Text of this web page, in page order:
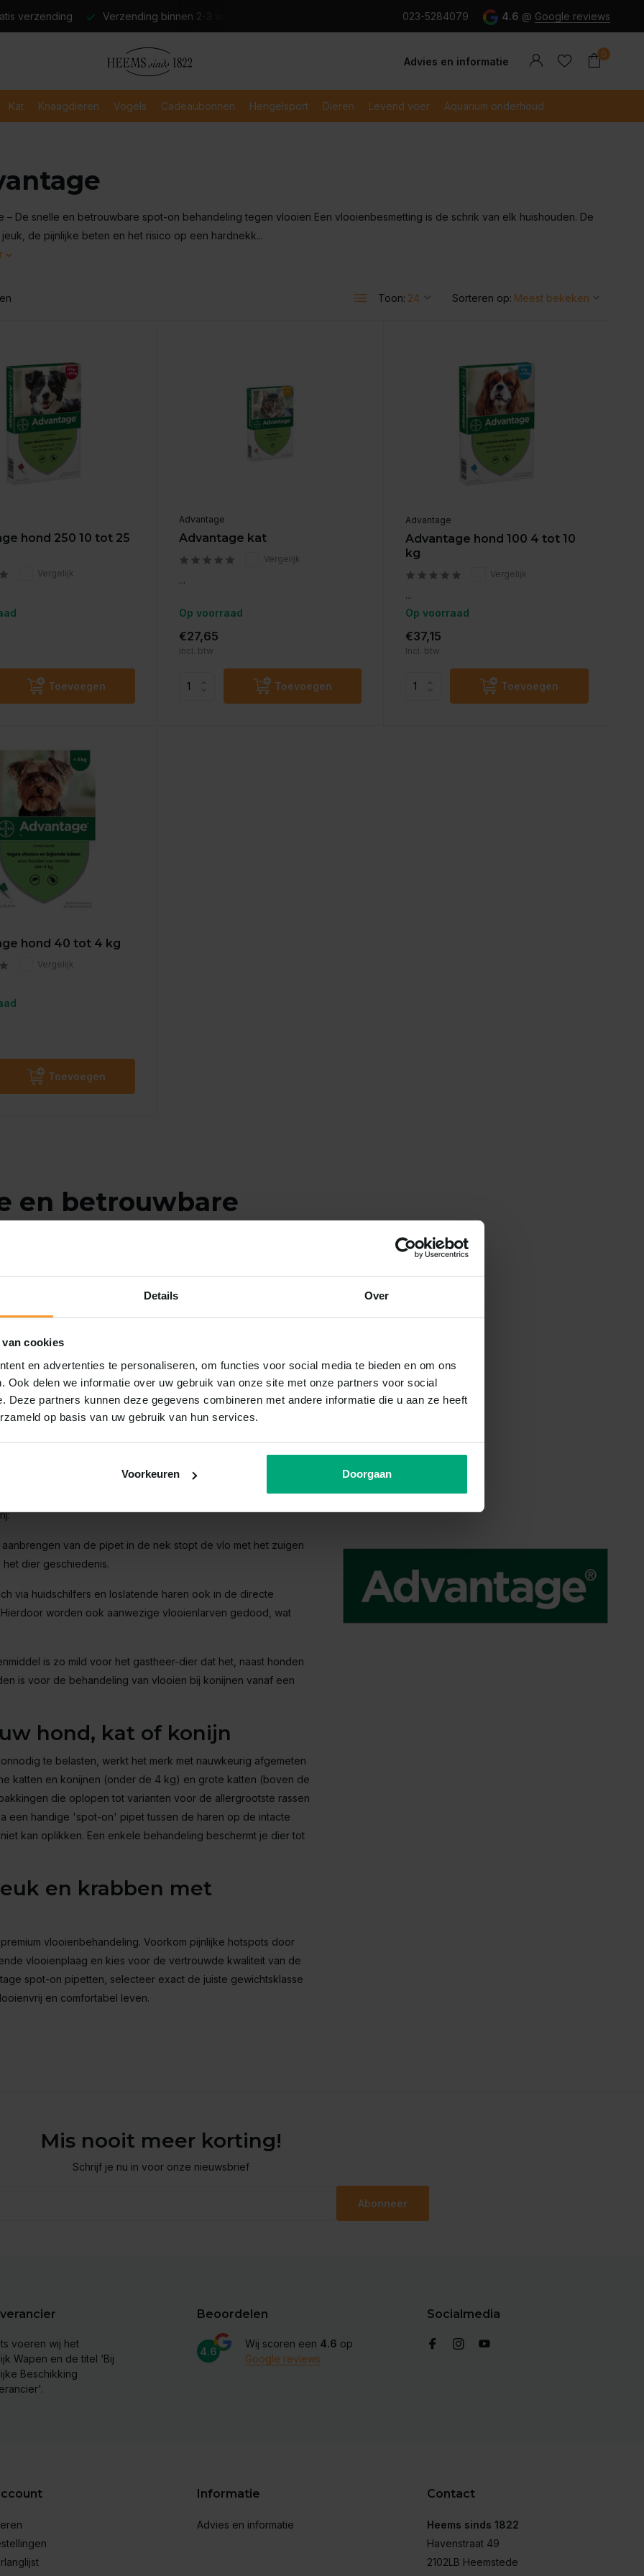
Details Over
cookies
en advertenties te personaliseren, om functies voor social media te bieden en om ons
Ook delen we informatie over uw gebruik van onze site met onze partners voor social
Deze partners kunnen deze gegevens combineren met andere informatie die u aan ze heeft
op basis van uw gebruik van hun services.
Voorkeuren Doorgaan
verzending Verzending binnen 2-3 werkdagen Veilig en snel betaald met iDeal
023-5284079 4.6 @ Google reviews
Advies en informatie
aanmaken
0
Kat Knaagdieren Vogels Cadeaubonnen Hengelsport Dieren Levend voer Aquarium onderhoud
– De snelle en betrouwbare spot-on behandeling tegen vlooien Een vlooienbesmetting is de schrik van elk huishouden. De
jeuk, de pijnlijke beten en het risico op een hardnekk...
Toon: Sorteren op:
hond 250 10 tot 25
Vergelijk
Toevoegen
Advantage
Advantage kat
Vergelijk
...
Op voorraad
€27,65
Incl. btw
Toevoegen
Advantage
Advantage hond 100 4 tot 10
kg
Vergelijk
...
Op voorraad
€37,15
Incl. btw
Toevoegen
hond 40 tot 4 kg
Vergelijk
Toevoegen
en betrouwbare
vlooien
jeuk, de pijnlijke beten en het risico op een
bij zowel mens als dier. Bovendien kunnen vlooien nare
dan ook een absolute vereiste. Advantage biedt een klinisch
elimineert. Dankzij de unieke werking hoeven de
in aanraking te komen; contact met de vacht is voldoende
u voor gerichte, snelle verlichting en een langdurige
vlooienpipet is van
in combinatie met een ongeëvenaarde snelheid
van de pipet in de nek stopt de vlo met het zuigen
dier geschiedenis.
via huidschilfers en loslatende haren ook in de directe
worden ook aanwezige vlooienlarven gedood, wat
is zo mild voor het gastheer-dier dat het, naast honden
is voor de behandeling van vlooien bij konijnen vanaf een
hond, kat of konijn
te belasten, werkt het merk met nauwkeurig afgemeten
katten en konijnen (onder de 4 kg) en grote katten (boven de
die oplopen tot varianten voor de allergrootste rassen
een handige 'spot-on' pipet tussen de haren op de intacte
kan oplikken. Een enkele behandeling beschermt je dier tot
en krabben met
vlooienbehandeling. Voorkom pijnlijke hotspots door
vlooienplaag en kies voor de vertrouwde kwaliteit van de
spot-on pipetten, selecteer exact de juiste gewichtsklasse
en comfortabel leven.
Mis nooit meer korting!
Schrijf je nu in voor onze nieuwsbrief
Abonneer
voeren wij het
Wapen en de titel ‘Bij
Beschikking
Beoordelen
4.6
Wij scoren een 4.6 op
Google reviews
Socialmedia
Informatie
Advies en informatie
Contact
Heems sinds 1822
Havenstraat 49
2102LB Heemstede